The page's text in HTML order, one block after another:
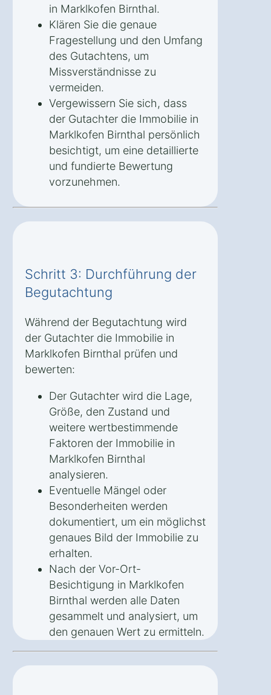
in Marklkofen Birnthal.
Klären Sie die genaue
Fragestellung und den Umfang
des Gutachtens, um
Missverständnisse zu
vermeiden.
Vergewissern Sie sich, dass
der Gutachter die Immobilie in
Marklkofen Birnthal persönlich
besichtigt, um eine detaillierte
und fundierte Bewertung
vorzunehmen.
Schritt 3: Durchführung der
Begutachtung
Während der Begutachtung wird
der Gutachter die Immobilie in
Marklkofen Birnthal prüfen und
bewerten:
Der Gutachter wird die Lage,
Größe, den Zustand und
weitere wertbestimmende
Faktoren der Immobilie in
Marklkofen Birnthal
analysieren.
Eventuelle Mängel oder
Besonderheiten werden
dokumentiert, um ein möglichst
genaues Bild der Immobilie zu
erhalten.
Nach der Vor-Ort-
Besichtigung in Marklkofen
Birnthal werden alle Daten
gesammelt und analysiert, um
den genauen Wert zu ermitteln.